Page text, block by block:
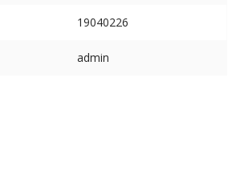
19040226
admin